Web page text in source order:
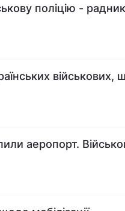
поліцію - радник
військових,
аеропорт.